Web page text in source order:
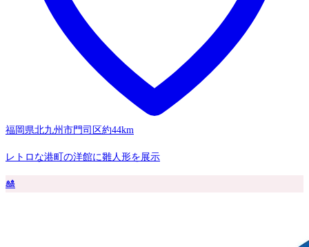
福岡県北九州市門司区約44km
レトロな港町の洋館に雛人形を展示
🎎